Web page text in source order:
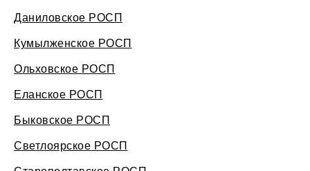
Даниловское РОСП
Кумылженское РОСП
Ольховское РОСП
Еланское РОСП
Быковское РОСП
Светлоярское РОСП